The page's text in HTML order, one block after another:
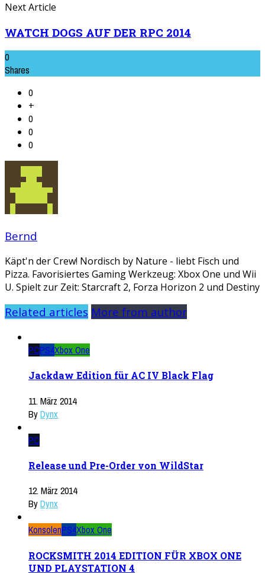
Next Article
WATCH DOGS AUF DER RPC 2014
0
Shares
0
+
0
0
0
Bernd
Käpt'n der Crew! Nordisch by Nature - liebt Fisch und
Pizza. Favorisiertes Gaming Werkzeug: Xbox One und Wii
U. Spielt zur Zeit: Starcraft 2, Forza Horizon 2 und Destiny
Related articles More from author
PCPS4Xbox One
Jackdaw Edition für AC IV Black Flag
11. März 2014
ByDynx
PC
Release und Pre-Order von WildStar
12. März 2014
ByDynx
KonsolenPS4Xbox One
ROCKSMITH 2014 EDITION FÜR XBOX ONE
UND PLAYSTATION 4